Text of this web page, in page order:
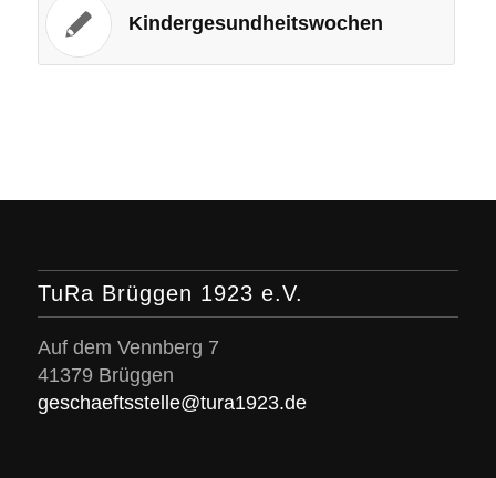
Kindergesundheitswochen
TuRa Brüggen 1923 e.V.
Auf dem Vennberg 7
41379 Brüggen
geschaeftsstelle@tura1923.de